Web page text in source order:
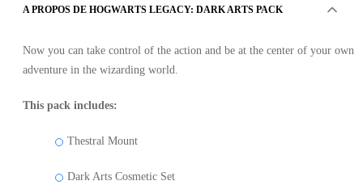
A PROPOS DE HOGWARTS LEGACY: DARK ARTS PACK
Now you can take control of the action and be at the center of your own
adventure in the wizarding world.
This pack includes:
Thestral Mount
Dark Arts Cosmetic Set